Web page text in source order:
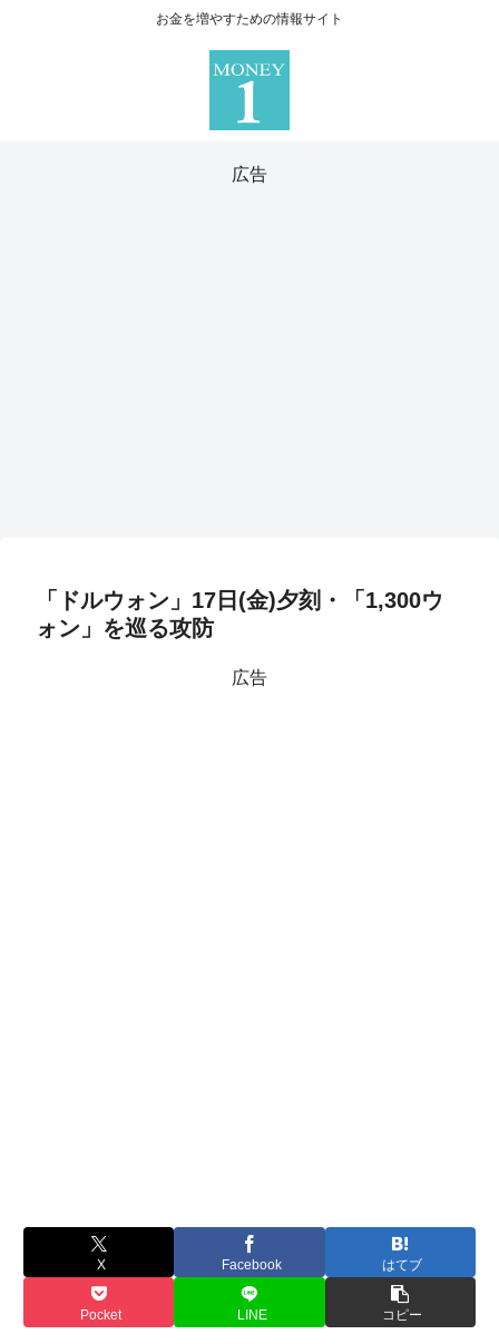
お金を増やすための情報サイト
広告
「ドルウォン」17日(金)夕刻・「1,300ウ
ォン」を巡る攻防
広告
X Facebook はてブ
Pocket LINE コピー